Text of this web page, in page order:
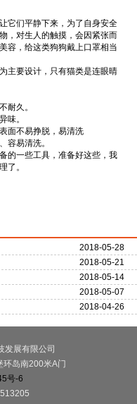
它们平静下来，为了自身安全
，对生人的触摸，会因紧张而
容，给这类狗狗戴上口罩相当
主要设计，只有猫类是连眼晴
耐久。
味。
面不易挣脱，易清洗
容易清洗。
的一些工具，准备好这些，我
了。
2018-05-28
2018-05-21
2018-05-14
2018-05-07
2018-04-26
发展有限公司
环岛南200米A门
号-6